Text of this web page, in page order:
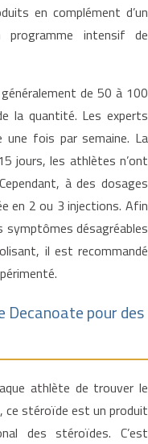
en complément d’un
programme intensif de
de 50 à 100
la quantité. Les experts
une fois par semaine. La
jours, les athlètes n’ont
à des dosages
en 2 ou 3 injections. Afin
symptômes désagréables
il est recommandé
Decanoate pour des
athlète de trouver le
ce stéroïde est un produit
des stéroïdes. C’est